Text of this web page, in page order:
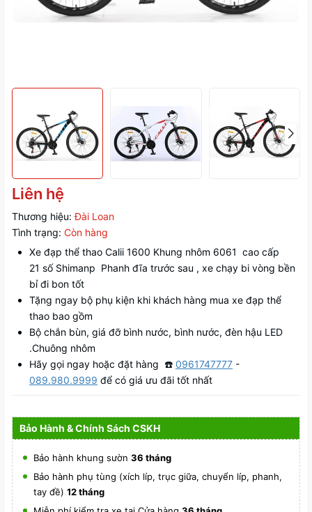
Liên hệ
Thương hiệu: Đài Loan
Tình trạng: Còn hàng
Xe đạp thể thao Calii 1600 Khung nhôm 6061 cao cấp
21 số Shimanp Phanh đĩa trước sau , xe chạy bi vòng bền
bỉ đi bon tốt
Tặng ngay bộ phụ kiện khi khách hàng mua xe đạp thể
thao bao gồm
Bộ chắn bùn, giá đỡ bình nước, bình nước, đèn hậu LED
.Chuông nhôm
Hãy gọi ngay hoặc đặt hàng ☎️ 0961747777 -
089.980.9999 để có giá ưu đãi tốt nhất
Bảo Hành & Chính Sách CSKH
Bảo hành khung sườn 36 tháng
Bảo hành phụ tùng (xích líp, trục giữa, chuyển líp, phanh,
tay đề) 12 tháng